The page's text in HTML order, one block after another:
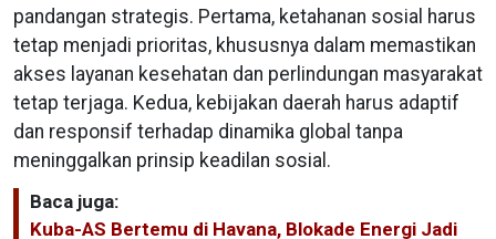
pandangan strategis. Pertama, ketahanan sosial harus
tetap menjadi prioritas, khususnya dalam memastikan
akses layanan kesehatan dan perlindungan masyarakat
tetap terjaga. Kedua, kebijakan daerah harus adaptif
dan responsif terhadap dinamika global tanpa
meninggalkan prinsip keadilan sosial.
Baca juga:
Kuba-AS Bertemu di Havana, Blokade Energi Jadi